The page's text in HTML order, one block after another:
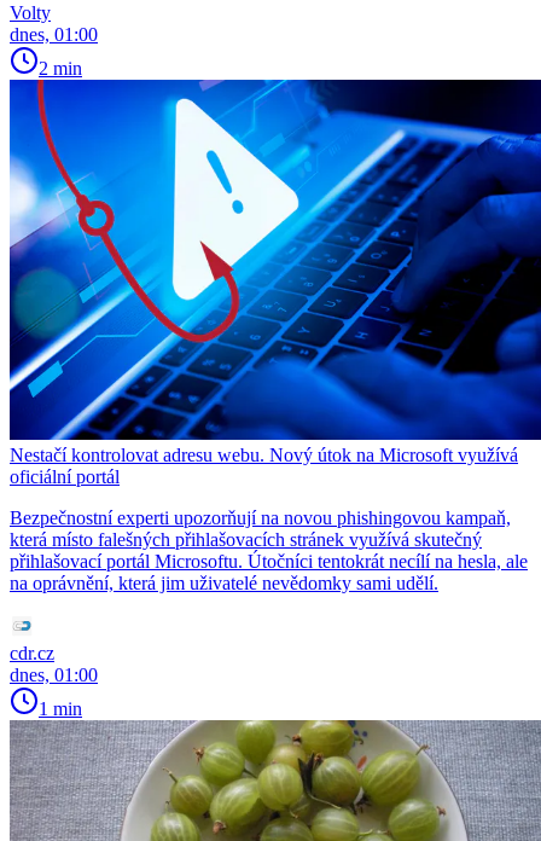
Volty
dnes, 01:00
2 min
Nestačí kontrolovat adresu webu. Nový útok na Microsoft využívá
oficiální portál
Bezpečnostní experti upozorňují na novou phishingovou kampaň,
která místo falešných přihlašovacích stránek využívá skutečný
přihlašovací portál Microsoftu. Útočníci tentokrát necílí na hesla, ale
na oprávnění, která jim uživatelé nevědomky sami udělí.
cdr.cz
dnes, 01:00
1 min